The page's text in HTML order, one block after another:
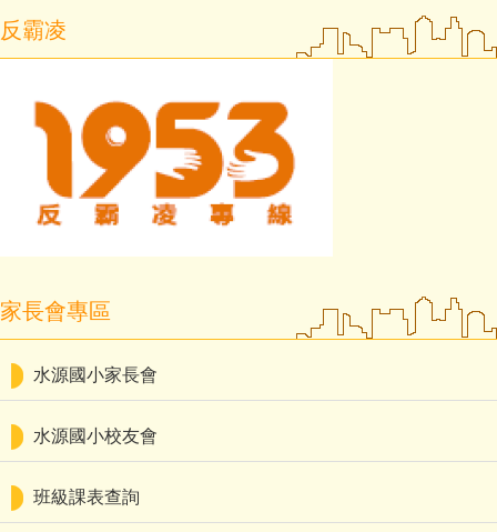
反霸凌
家長會專區
水源國小家長會
水源國小校友會
班級課表查詢